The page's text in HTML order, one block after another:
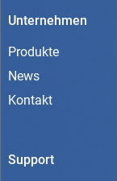
Unternehmen
Produkte
News
Kontakt
Support